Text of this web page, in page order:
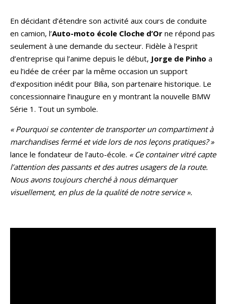
En décidant d’étendre son activité aux cours de conduite
en camion, l’Auto-moto école Cloche d’Or ne répond pas
seulement à une demande du secteur. Fidèle à l’esprit
d’entreprise qui l’anime depuis le début, Jorge de Pinho a
eu l’idée de créer par la même occasion un support
d’exposition inédit pour Bilia, son partenaire historique. Le
concessionnaire l’inaugure en y montrant la nouvelle BMW
Série 1. Tout un symbole.
« Pourquoi se contenter de transporter un compartiment à
marchandises fermé et vide lors de nos leçons pratiques? »
lance le fondateur de l’auto-école. « Ce container vitré capte
l’attention des passants et des autres usagers de la route.
Nous avons toujours cherché à nous démarquer
visuellement, en plus de la qualité de notre service ».